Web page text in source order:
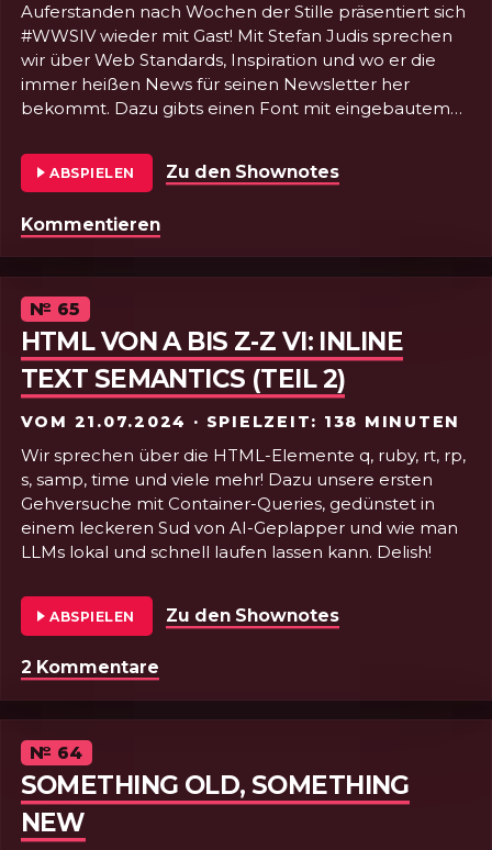
Auferstanden nach Wochen der Stille präsentiert sich
#WWSIV wieder mit Gast! Mit Stefan Judis sprechen
wir über Web Standards, Inspiration und wo er die
immer heißen News für seinen Newsletter her
bekommt. Dazu gibts einen Font mit eingebautem
Tinkerbell hätte keine zauberhaftere Folge
herbeiklamüsern können
ABSPIELEN Zu den Shownotes
Folge 66 - Große und kleine Helfer mit Stefan
Kommentieren
Episode
№ 65
HTML VON A BIS Z-Z VI: INLINE
TEXT SEMANTICS (TEIL 2)
VOM 21.07.2024 · SPIELZEIT: 138 MINUTEN
Wir sprechen über die HTML-Elemente q, ruby, rt, rp,
s, samp, time und viele mehr! Dazu unsere ersten
Gehversuche mit Container-Queries, gedünstet in
einem leckeren Sud von AI-Geplapper und wie man
LLMs lokal und schnell laufen lassen kann. Delish!
ABSPIELEN Zu den Shownotes
2 Kommentare
Episode
№ 64
SOMETHING OLD, SOMETHING
NEW